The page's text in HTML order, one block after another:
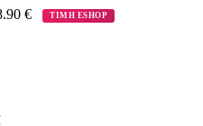
€ ΤΙΜΗ ESHOP